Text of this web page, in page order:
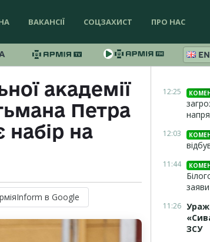
ВАКАНСІЇ СОЦЗАХИСТ ПРО НАС
академії
Петра
набір на
в Google
12:25
12:03
11:44
11:26
ЗСУ